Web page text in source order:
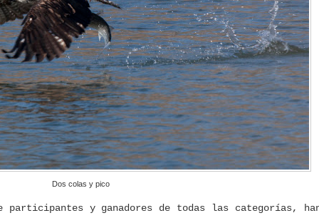
Dos colas y pico
y ganadores de todas las categorías,